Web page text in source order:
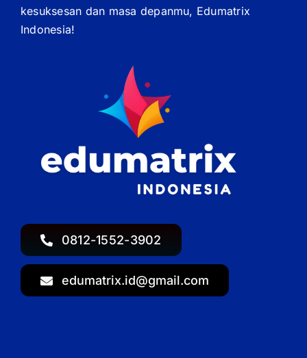
0812-1552-3902
edumatrix.id@gmail.com
kesuksesan dan masa depanmu, Edumatrix
Indonesia!